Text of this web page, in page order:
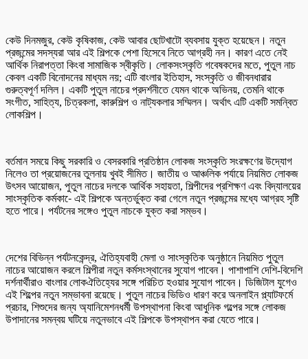
কেউ দিনমজুর, কেউ কৃষিকাজ, কেউ আবার ছোটখাটো ব্যবসায় যুক্ত হয়েছেন। নতুন
প্রজন্মের সদস্যরা আর এই শিল্পকে পেশা হিসেবে নিতে আগ্রহী নন। কারণ এতে নেই
আর্থিক নিরাপত্তা কিংবা সামাজিক স্বীকৃতি। লোকসংস্কৃতি গবেষকদের মতে, পুতুল নাচ
কেবল একটি বিনোদনের মাধ্যম নয়; এটি বাংলার ইতিহাস, সংস্কৃতি ও জীবনধারার
গুরুত্বপূর্ণ দলিল। একটি পুতুল নাচের প্রদর্শনীতে যেমন থাকে অভিনয়, তেমনি থাকে
সংগীত, সাহিত্য, চিত্রকলা, কারুশিল্প ও নাট্যকলার সম্মিলন। অর্থাৎ এটি একটি সমন্বিত
লোকশিল্প।
বর্তমান সময়ে কিছু সরকারি ও বেসরকারি প্রতিষ্ঠান লোকজ সংস্কৃতি সংরক্ষণের উদ্যোগ
নিলেও তা প্রয়োজনের তুলনায় খুবই সীমিত। জাতীয় ও আঞ্চলিক পর্যায়ে নিয়মিত লোকজ
উৎসব আয়োজন, পুতুল নাচের দলকে আর্থিক সহায়তা, শিল্পীদের প্রশিক্ষণ এবং বিদ্যালয়ের
সাংস্কৃতিক কর্মকা-ে এই শিল্পকে অন্তর্ভুক্ত করা গেলে নতুন প্রজন্মের মধ্যে আগ্রহ সৃষ্টি
হতে পারে। পর্যটনের সঙ্গেও পুতুল নাচকে যুক্ত করা সম্ভব।
দেশের বিভিন্ন পর্যটনকেন্দ্র, ঐতিহ্যবাহী মেলা ও সাংস্কৃতিক অনুষ্ঠানে নিয়মিত পুতুল
নাচের আয়োজন করলে শিল্পীরা নতুন কর্মসংস্থানের সুযোগ পাবেন। পাশাপাশি দেশি-বিদেশি
দর্শনার্থীরাও বাংলার লোকঐতিহ্যের সঙ্গে পরিচিত হওয়ার সুযোগ পাবেন। ডিজিটাল যুগেও
এই শিল্পের নতুন সম্ভাবনা রয়েছে। পুতুল নাচের ভিডিও ধারণ করে অনলাইন প্ল্যাটফর্মে
প্রচার, শিশুদের জন্য অ্যানিমেশনধর্মী উপস্থাপনা কিংবা আধুনিক গল্পের সঙ্গে লোকজ
উপাদানের সমন্বয় ঘটিয়ে নতুনভাবে এই শিল্পকে উপস্থাপন করা যেতে পারে।